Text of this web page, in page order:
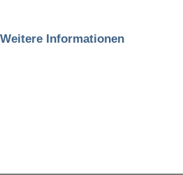
Weitere Informationen